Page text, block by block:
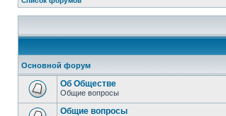
Основной форум
Об Обществе
Общие вопросы
Общие вопросы